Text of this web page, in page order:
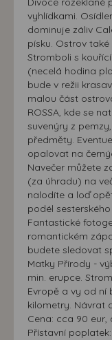
vyhlídkami.
dominuje záliv
písku. Ostrov
Stromboli s
(necelá hodina
bude v režii
malou část
ROSSA, kde se
suvenýry z
předměty.
opalovat na
Navečer můžete
(za úhradu) na
nalodíte a loď
podél
Fantastické
romantickém
budete sledovat
Matky Přírody -
min. erupce.
Evropě a vy od ní
kilometry. Návrat
Cena: cca 90
Přístavní poplatek: